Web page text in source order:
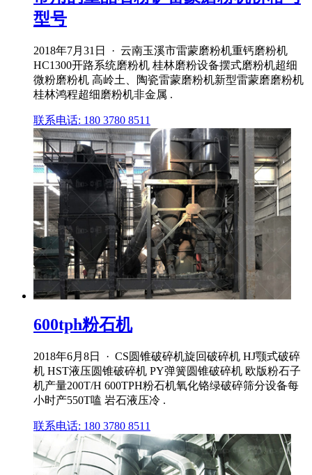
型号
2018年7月31日 · 云南玉溪市雷蒙磨粉机重钙磨粉机
HC1300开路系统磨粉机 桂林磨粉设备摆式磨粉机超细
微粉磨粉机 高岭土、陶瓷雷蒙磨粉机新型雷蒙磨磨粉机
桂林鸿程超细磨粉机非金属 .
联系电话: 180 3780 8511
600tph粉石机
2018年6月8日 · CS圆锥破碎机旋回破碎机 HJ颚式破碎
机 HST液压圆锥破碎机 PY弹簧圆锥破碎机 欧版粉石子
机产量200T/H 600TPH粉石机氧化铬绿破碎筛分设备每
小时产550T嗑 岩石液压冷 .
联系电话: 180 3780 8511